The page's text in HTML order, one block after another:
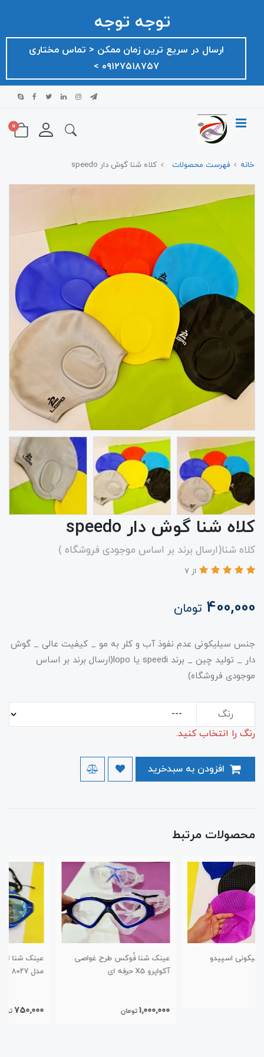
توجه توجه
ارسال در سریع ترین زمان ممکن ‌< تماس مختاری
۰۹۱۲۷۵۱۸۷۵۷ >
0
خانه فهرست محصولات کلاه شنا گوش دار speedo
کلاه شنا گوش دار speedo
کلاه شنا(ارسال برند بر اساس موجودی فروشگاه )
از 7
400,000 تومان
جنس سیلیکونی عدم نفوذ آب و کلر به مو _ کیفیت عالی _ گوش
دار _ تولید چین _ برند speedi یا lopo(ارسال برند بر اساس
موجودی فروشگاه)
رنگ
رنگ را انتخاب کنید.
محصولات مرتبط
عینک شنا فُوکس طرح غواصی
عینک شنا اسپیدو مدل غواصی
مدل ۸۰۲۷
750,000